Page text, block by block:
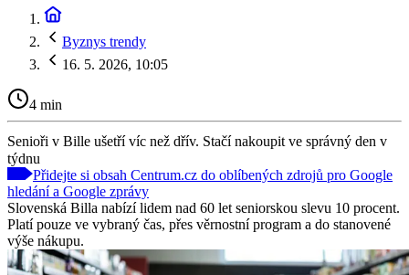
Byznys trendy
16. 5. 2026, 10:05
4 min
Senioři v Bille ušetří víc než dřív. Stačí nakoupit ve správný den v
týdnu
Přidejte si obsah Centrum.cz do oblíbených zdrojů pro Google
hledání a Google zprávy
Slovenská Billa nabízí lidem nad 60 let seniorskou slevu 10 procent.
Platí pouze ve vybraný čas, přes věrnostní program a do stanovené
výše nákupu.